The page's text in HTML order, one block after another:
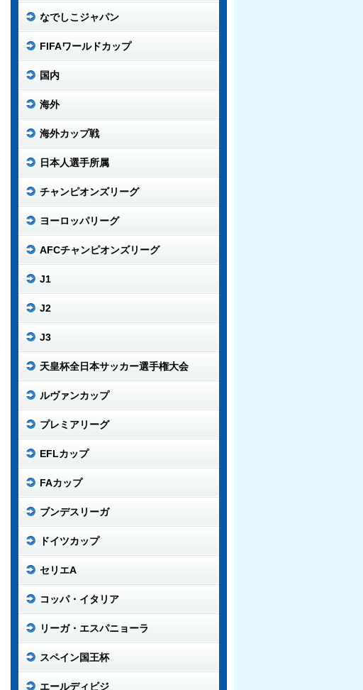
なでしこジャパン
FIFAワールドカップ
国内
海外
海外カップ戦
日本人選手所属
チャンピオンズリーグ
ヨーロッパリーグ
AFCチャンピオンズリーグ
J1
J2
J3
天皇杯全日本サッカー選手権大会
ルヴァンカップ
プレミアリーグ
EFLカップ
FAカップ
ブンデスリーガ
ドイツカップ
セリエA
コッパ・イタリア
リーガ・エスパニョーラ
スペイン国王杯
エールディビジ